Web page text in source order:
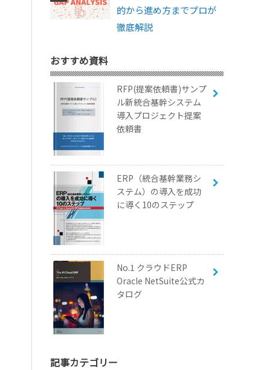
的から進め方までプロが
徹底解説
おすすめ資料
RFP(提案依頼書)サンプ
ル新統合基幹システム
導入プロジェクト提案
依頼書
ERP（統合基幹業務シ
ステム）の導入を成功
に導く10のステップ
No.1 クラウドERP
Oracle NetSuite公式カ
タログ
記事カテゴリー